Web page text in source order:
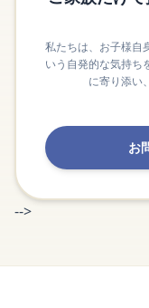
私たちは、お子様自
いう自発的な気持ち
に寄り添い
お
-->